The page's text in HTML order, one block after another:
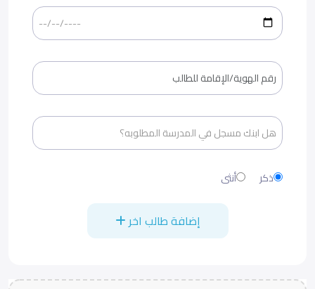
ذكر أنثى
إضافة طالب اخر